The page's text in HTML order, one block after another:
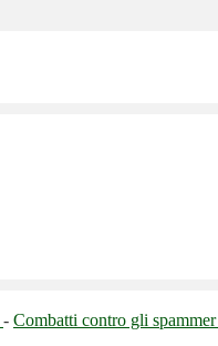
- Combatti contro gli spammer